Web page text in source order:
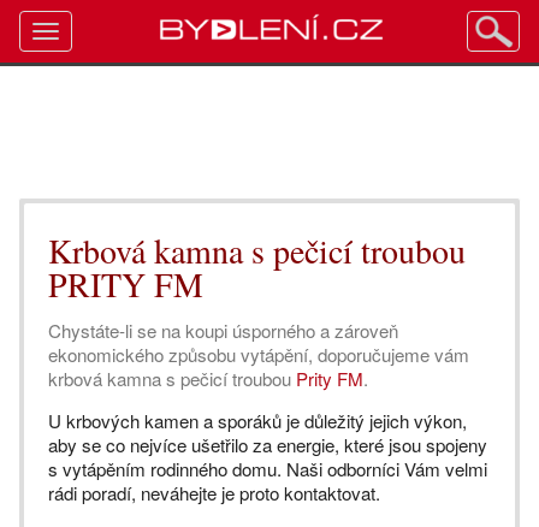
Krbová kamna s pečicí troubou
PRITY FM
Chystáte-li se na koupi úsporného a zároveň
ekonomického způsobu vytápění, doporučujeme vám
krbová kamna s pečicí troubou Prity FM.
U krbových kamen a sporáků je důležitý jejich výkon,
aby se co nejvíce ušetřilo za energie, které jsou spojeny
s vytápěním rodinného domu. Naši odborníci Vám velmi
rádi poradí, neváhejte je proto kontaktovat.
Toggle
navigation